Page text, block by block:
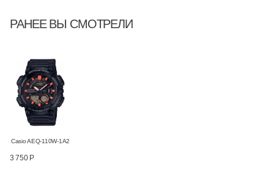
РАНЕЕ ВЫ СМОТРЕЛИ
Casio AEQ-110W-1A2
3 750 Р